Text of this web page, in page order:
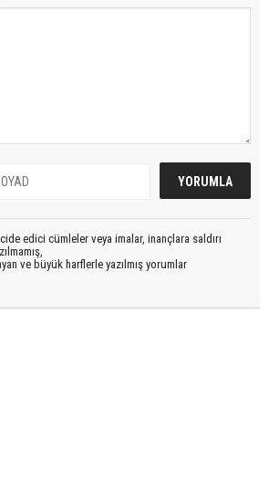
edici cümleler veya imalar, inançlara saldırı
ve büyük harflerle yazılmış yorumlar